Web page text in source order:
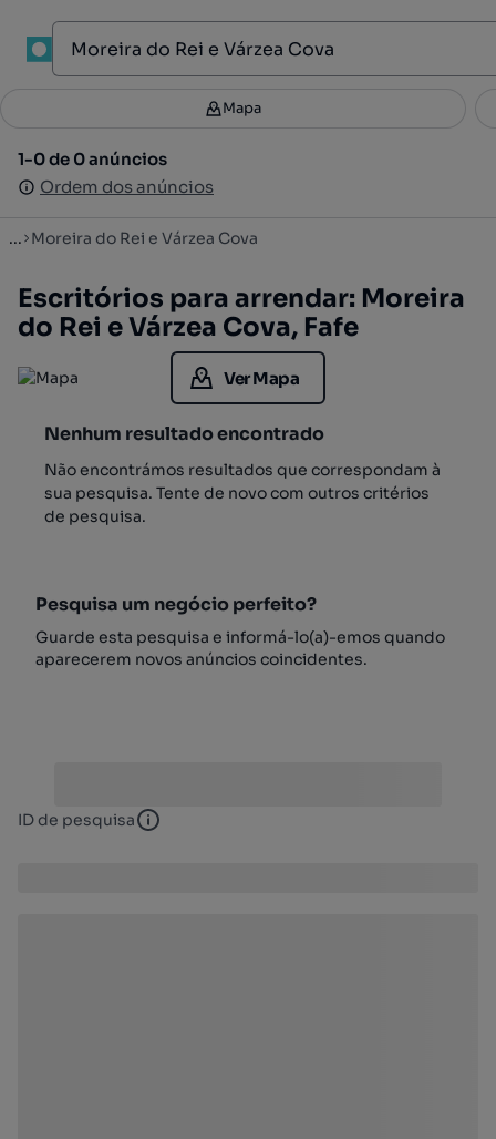
Filtros 4
1-0 de 0 anúncios
Ordem dos anúncios
Mapa
1-0 de 0 anúncios
Ordem dos anúncios
... Moreira do Rei e Várzea Cova
Escritórios para arrendar: Moreira
do Rei e Várzea Cova, Fafe
Ver Mapa
Nenhum resultado encontrado
Não encontrámos resultados que correspondam à
sua pesquisa. Tente de novo com outros critérios
de pesquisa.
Pesquisa um negócio perfeito?
Guarde esta pesquisa e informá-lo(a)-emos quando
aparecerem novos anúncios coincidentes.
ID de pesquisa ID de pesquisa